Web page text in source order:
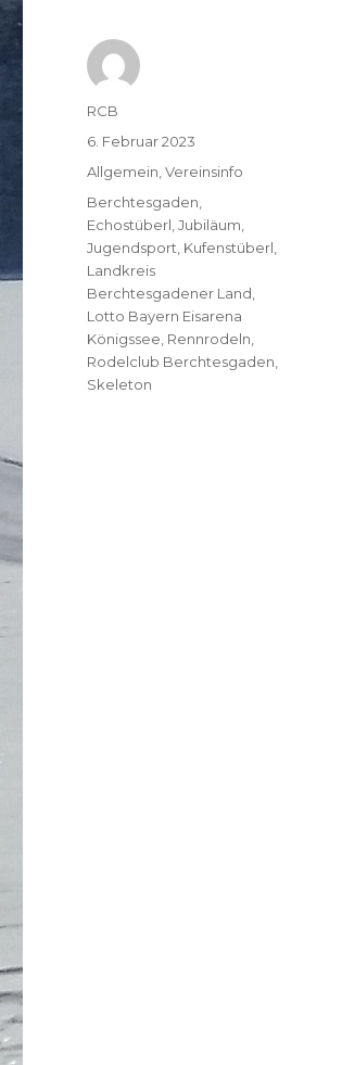
Autor
RCB
Veröffentlicht
am
6. Februar 2023
Kategorien
Allgemein,Vereinsinfo
Schlagwörter
Berchtesgaden,
Echostüberl,Jubiläum,
Jugendsport, Kufenstüberl,
Landkreis
Berchtesgadener Land,
Lotto Bayern Eisarena
Königssee, Rennrodeln,
Rodelclub Berchtesgaden,
Skeleton